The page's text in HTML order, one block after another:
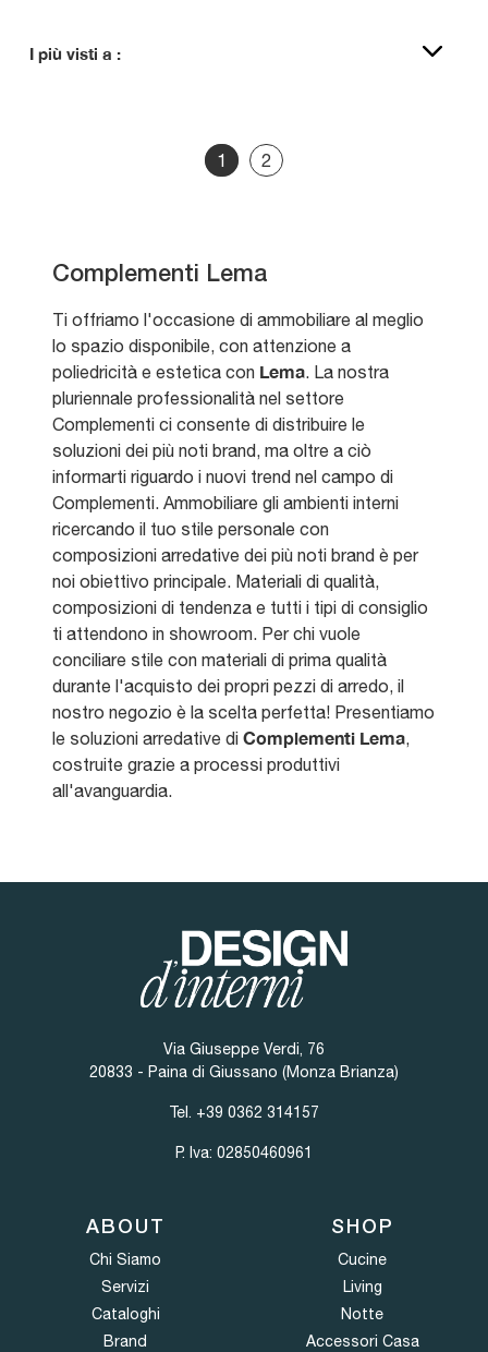
I più visti a :
1 2
Complementi Lema
Ti offriamo l'occasione di ammobiliare al meglio
lo spazio disponibile, con attenzione a
poliedricità e estetica con Lema. La nostra
pluriennale professionalità nel settore
Complementi ci consente di distribuire le
soluzioni dei più noti brand, ma oltre a ciò
informarti riguardo i nuovi trend nel campo di
Complementi. Ammobiliare gli ambienti interni
ricercando il tuo stile personale con
composizioni arredative dei più noti brand è per
noi obiettivo principale. Materiali di qualità,
composizioni di tendenza e tutti i tipi di consiglio
ti attendono in showroom. Per chi vuole
conciliare stile con materiali di prima qualità
durante l'acquisto dei propri pezzi di arredo, il
nostro negozio è la scelta perfetta! Presentiamo
le soluzioni arredative di Complementi Lema,
costruite grazie a processi produttivi
all'avanguardia.
Via Giuseppe Verdi, 76
20833 - Paina di Giussano (Monza Brianza)
Tel. +39 0362 314157
P. Iva: 02850460961
ABOUT
Chi Siamo
Servizi
Cataloghi
Brand
SHOP
Cucine
Living
Notte
Accessori Casa